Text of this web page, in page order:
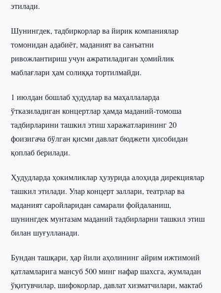
этилади.
Шунингдек, тадбиркорлар ва йирик компаниялар
томонидан адабиёт, маданият ва санъатни
ривожлантириш учун ажратиладиган ҳомийлик
маблағлари ҳам солиққа тортилмайди.
1 июлдан бошлаб ҳудудлар ва маҳаллаларда
ўтказиладиган концертлар ҳамда маданий-томоша
тадбирларини ташкил этиш харажатларининг 20
фоизигача бўлган қисми давлат бюджети ҳисобидан
қоплаб берилади.
Ҳудудларда ҳокимликлар ҳузурида алоҳида дирекциялар
ташкил этилади. Улар концерт заллари, театрлар ва
маданият саройларидан самарали фойдаланиш,
шунингдек мунтазам маданий тадбирларни ташкил этиш
билан шуғулланади.
Бундан ташқари, ҳар йили аҳолининг айрим ижтимоий
қатламларига мансуб 500 минг нафар шахсга, жумладан
ўқитувчилар, шифокорлар, давлат хизматчилари, мактаб